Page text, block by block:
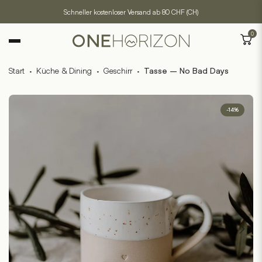
Schneller kostenloser Versand ab 80 CHF (CH)
0
Start · Küche & Dining · Geschirr · Tasse – No Bad Days
-14%